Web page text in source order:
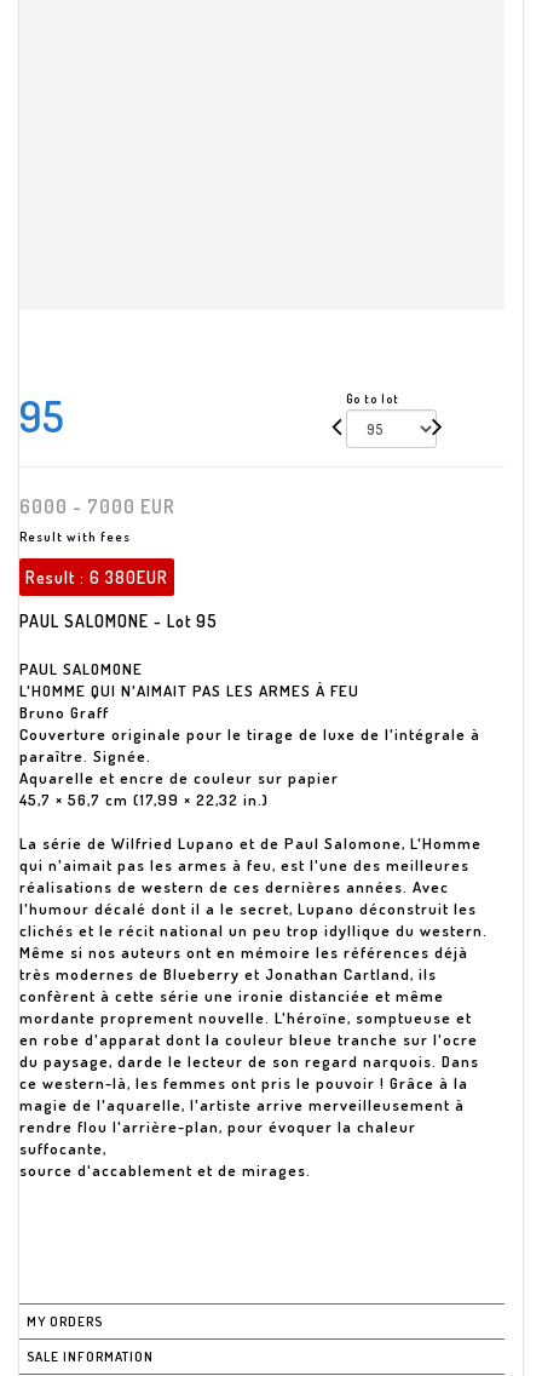
95 Go to lot
6000 - 7000 EUR
Result with fees
Result : 6 380EUR
PAUL SALOMONE - Lot 95
PAUL SALOMONE
L'HOMME QUI N'AIMAIT PAS LES ARMES À FEU
Bruno Graff
Couverture originale pour le tirage de luxe de l'intégrale à
paraître. Signée.
Aquarelle et encre de couleur sur papier
45,7 × 56,7 cm (17,99 × 22,32 in.)
La série de Wilfried Lupano et de Paul Salomone, L'Homme
qui n'aimait pas les armes à feu, est l'une des meilleures
réalisations de western de ces dernières années. Avec
l'humour décalé dont il a le secret, Lupano déconstruit les
clichés et le récit national un peu trop idyllique du western.
Même si nos auteurs ont en mémoire les références déjà
très modernes de Blueberry et Jonathan Cartland, ils
confèrent à cette série une ironie distanciée et même
mordante proprement nouvelle. L'héroïne, somptueuse et
en robe d'apparat dont la couleur bleue tranche sur l'ocre
du paysage, darde le lecteur de son regard narquois. Dans
ce western-là, les femmes ont pris le pouvoir ! Grâce à la
magie de l'aquarelle, l'artiste arrive merveilleusement à
rendre flou l'arrière-plan, pour évoquer la chaleur
suffocante,
source d'accablement et de mirages.
MY ORDERS
SALE INFORMATION